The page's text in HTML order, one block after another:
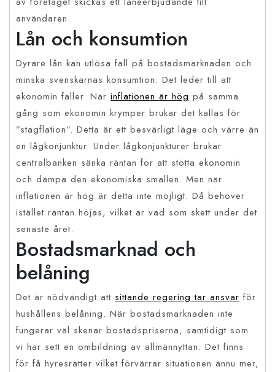
användaren.
Lån och konsumtion
Dyrare lån kan utlösa fall på bostadsmarknaden och
minska svenskarnas konsumtion. Det leder till att
ekonomin faller. När inflationen är hög på samma
gång som ekonomin krymper brukar det kallas för
”stagflation”. Detta är ett besvärligt läge och värre än
en lågkonjunktur. Under lågkonjunkturer brukar
centralbanken sänka räntan för att stötta ekonomin
och dämpa den ekonomiska smällen. Men när
inflationen är hög är detta inte möjligt. Då behöver
istället räntan höjas, vilket är vad som skett under det
senaste året.
Bostadsmarknad och
belåning
Det är nödvändigt att sittande regering tar ansvar för
hushållens belåning. När bostadsmarknaden inte
fungerar väl skenar bostadspriserna, samtidigt som
vi har sett en ombildning av allmännyttan. Det finns
för få hyresrätter vilket förvärrar situationen ännu mer,